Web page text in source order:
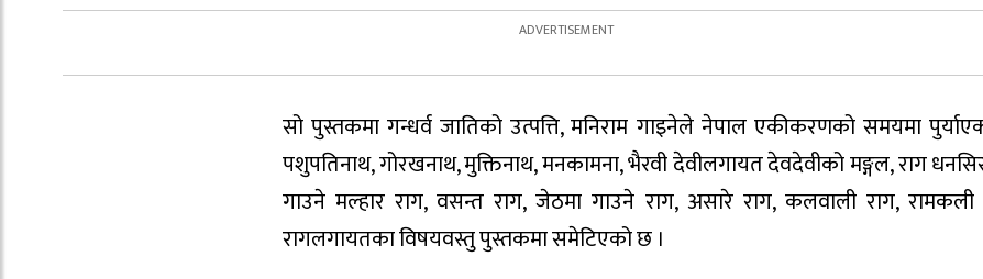
सो पुस्तकमा गन्धर्व जातिको उत्पत्ति, मनिराम गाइनेले नेपाल एकीकरणको समयमा
पशुपतिनाथ, गोरखनाथ, मुक्तिनाथ, मनकामना, भैरवी देवीलगायत देवदेवीको मङ्गल, राग
गाउने मल्हार राग, वसन्त राग, जेठमा गाउने राग, असारे राग, कलवाली राग,
रागलगायतका विषयवस्तु पुस्तकमा समेटिएको छ ।